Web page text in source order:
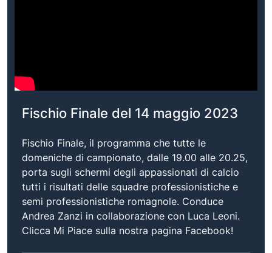
Fischio Finale del 14 maggio 2023
Fischio Finale, il programma che tutte le
domeniche di campionato, dalle 19.00 alle 20.25,
porta sugli schermi degli appassionati di calcio
tutti i risultati delle squadre professionistiche e
semi professionistiche romagnole. Conduce
Andrea Zanzi in collaborazione con Luca Leoni.
Clicca Mi Piace sulla nostra pagina Facebook!